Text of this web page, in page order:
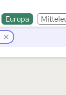
Europa